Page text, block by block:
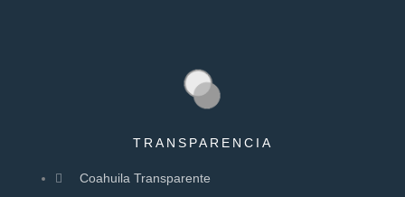
TRANSPARENCIA
Coahuila Transparente